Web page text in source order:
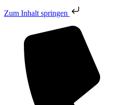
Zum Inhalt springen